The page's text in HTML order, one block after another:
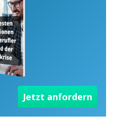
Jetzt anfordern